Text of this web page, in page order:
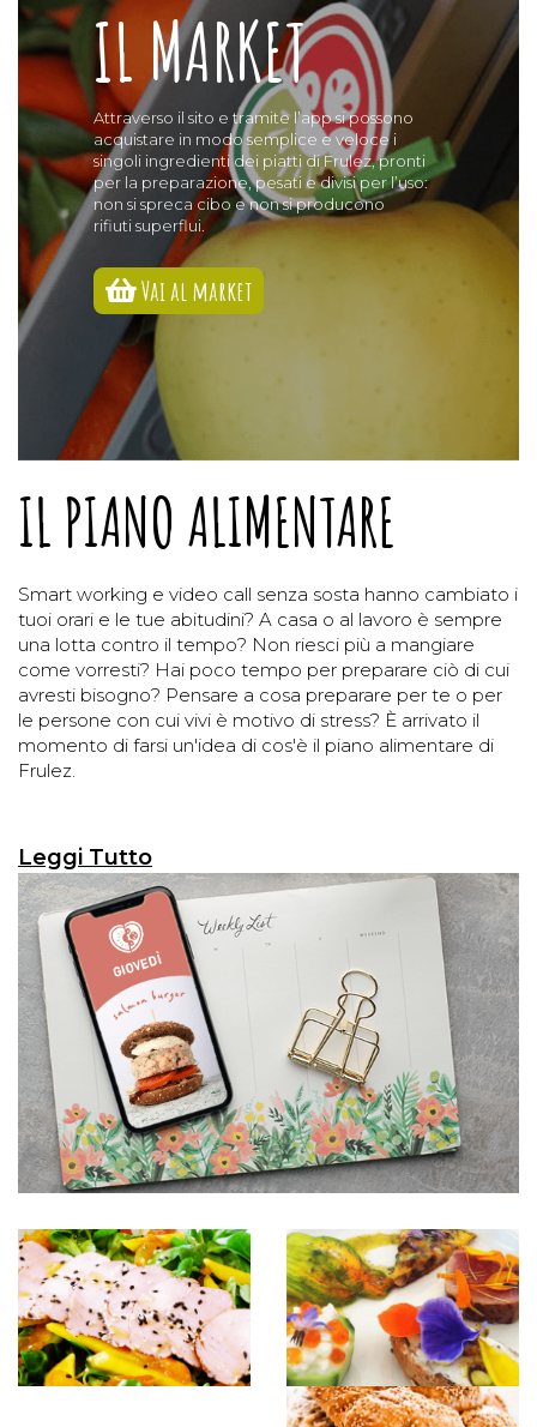
IL MARKET
Attraverso il sito e tramite l’app si possono
acquistare in modo semplice e veloce i
singoli ingredienti dei piatti di Frulez, pronti
per la preparazione, pesati e divisi per l’uso:
non si spreca cibo e non si producono
rifiuti superflui.
Vai al market
IL PIANO ALIMENTARE
Smart working e video call senza sosta hanno cambiato i
tuoi orari e le tue abitudini? A casa o al lavoro è sempre
una lotta contro il tempo? Non riesci più a mangiare
come vorresti? Hai poco tempo per preparare ciò di cui
avresti bisogno? Pensare a cosa preparare per te o per
le persone con cui vivi è motivo di stress? È arrivato il
momento di farsi un'idea di cos'è il piano alimentare di
Frulez.
Leggi Tutto